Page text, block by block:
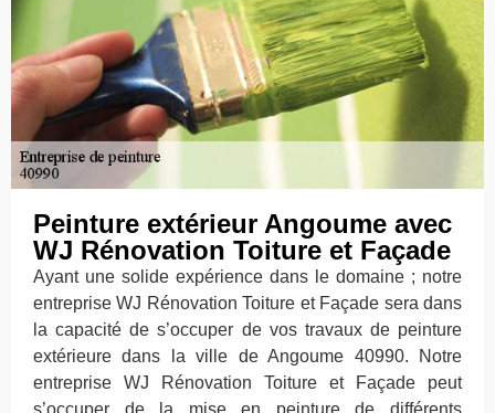
Peinture extérieur Angoume avec
WJ Rénovation Toiture et Façade
Ayant une solide expérience dans le domaine ; notre
entreprise WJ Rénovation Toiture et Façade sera dans
la capacité de s’occuper de vos travaux de peinture
extérieure dans la ville de Angoume 40990. Notre
entreprise WJ Rénovation Toiture et Façade peut
s’occuper de la mise en peinture de différents